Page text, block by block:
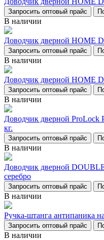
Запросить оптовый прайс
В наличии
Доводчик дверной НОМЕ
Запросить оптовый прайс
В наличии
Доводчик дверной НОМЕ
Запросить оптовый прайс
В наличии
Доводчик дверной ProLock
кг.
Запросить оптовый прайс
В наличии
Доводчик дверной
серебро
Запросить оптовый прайс
В наличии
Ручка-штанга антипаника
Запросить оптовый прайс
В наличии